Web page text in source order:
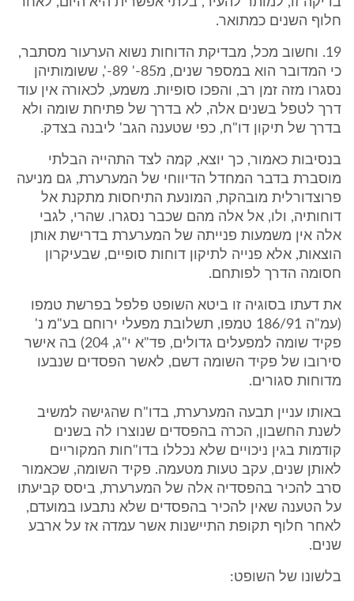
חלוף השנים כמתואר.
19. וחשוב מכל, מבדיקת הדוחות נשוא הערעור מסתבר,
כי המדובר הוא במספר שנים, מ85-' 89-', ששומותיהן
נסגרו מזה זמן רב, והפכו סופיות. משמע, לכאורה אין עוד
דרך לטפל בשנים אלה, לא בדרך של פתיחת שומה ולא
בדרך של תיקון דו"ח, כפי שטענה הגב' ליבנה בצדק.
בנסיבות כאמור, כך יוצא, קמה לצד התהייה הבלתי
מוסברת בדבר המחדל הדיווחי של המערערת, גם מניעה
פרוצדורלית מובהקת, המונעת התיחסות מתקנת אל
דוחותיה, ולו, אל אלה מהם שכבר נסגרו. שהרי, לגבי
אלה אין משמעות פנייתה של המערערת בדרישת אותן
הוצאות, אלא פנייה לתיקון דוחות סופיים, שבעיקרון
חסומה הדרך לפותחם.
את דעתו בסוגיה זו ביטא השופט פלפל בפרשת טמפו
(עמ"ה 186/91 טמפו, תשלובת מפעלי ירוחם בע"מ נ'
פקיד שומה למפעלים גדולים, פד"א י"ג, 204) בה אישר
סירובו של פקיד השומה דשם, לאשר הפסדים שנבעו
מדוחות סגורים.
באותו עניין תבעה המערערת, בדו"ח שהגישה למשיב
לשנת החשבון, הכרה בהפסדים שנוצרו לה בשנים
קודמות בגין ניכויים שלא נכללו בדו"חות המקוריים
לאותן שנים, עקב טעות מטעמה. פקיד השומה, שכאמור
סרב להכיר בהפסדיה אלה של המערערת, ביסס קביעתו
על הטענה שאין להכיר בהפסדים שלא נתבעו במועדם,
לאחר חלוף תקופת התיישנות אשר עמדה אז על ארבע
שנים.
בלשונו של השופט: